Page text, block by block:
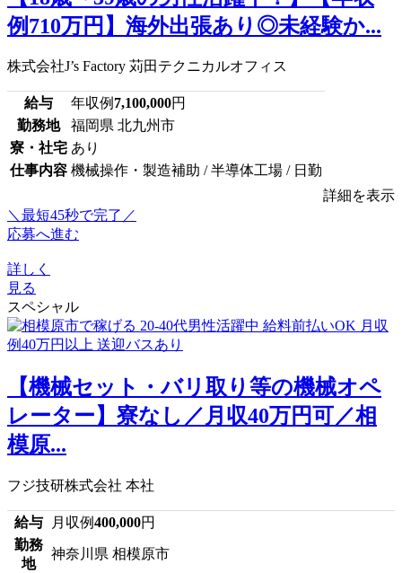
例710万円】海外出張あり◎未経験か...
株式会社J’s Factory 苅田テクニカルオフィス
給与 年収例 7,100,000円
勤務地
福岡県 北九州市
寮・社宅 あり
仕事内容 機械操作・製造補助 / 半導体工場 / 日勤
詳細を表示
＼最短45秒で完了／
応募へ進む
詳しく
見る
スペシャル
【機械セット・バリ取り等の機械オペ
レーター】寮なし／月収40万円可／相
模原...
フジ技研株式会社 本社
給与 月収例400,000円
勤務
地
神奈川県 相模原市